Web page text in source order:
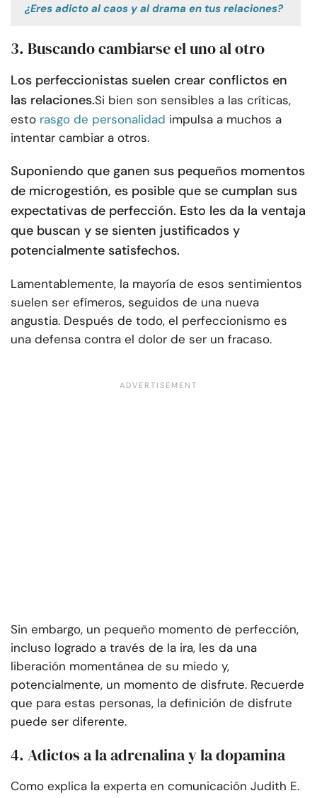
¿Eres adicto al caos y al drama en tus relaciones?
3. Buscando cambiarse el uno al otro
Los perfeccionistas suelen crear conflictos en
las relaciones.Si bien son sensibles a las críticas,
esto rasgo de personalidad impulsa a muchos a
intentar cambiar a otros.
Suponiendo que ganen sus pequeños momentos
de microgestión, es posible que se cumplan sus
expectativas de perfección. Esto les da la ventaja
que buscan y se sienten justificados y
potencialmente satisfechos.
Lamentablemente, la mayoría de esos sentimientos
suelen ser efímeros, seguidos de una nueva
angustia. Después de todo, el perfeccionismo es
una defensa contra el dolor de ser un fracaso.
Sin embargo, un pequeño momento de perfección,
incluso logrado a través de la ira, les da una
liberación momentánea de su miedo y,
potencialmente, un momento de disfrute. Recuerde
que para estas personas, la definición de disfrute
puede ser diferente.
4. Adictos a la adrenalina y la dopamina
Como explica la experta en comunicación Judith E.